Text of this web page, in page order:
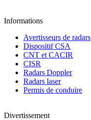
Informations
Avertisseurs de radars
Dispositif CSA
CNT et CACIR
CISR
Radars Doppler
Radars laser
Permis de conduire
Divertissement